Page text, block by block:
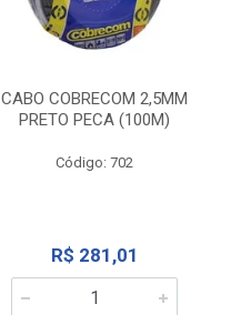
CABO COBRECOM 2,5MM
PRETO PECA (100M)
Código: 702
R$ 281,01